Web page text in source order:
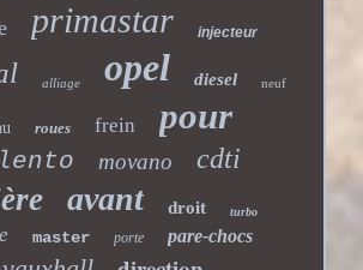
primastar injecteur
alliage opel diesel neuf
roues frein pour
movano cdti
avant droit turbo
master porte pare-chocs